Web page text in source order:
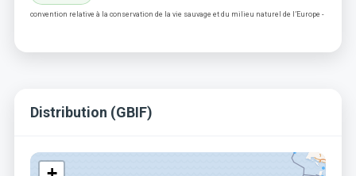
convention relative à la conservation de la vie sauvage et du milieu naturel de l’Europe -
Distribution (GBIF)